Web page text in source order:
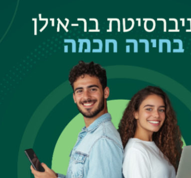
לצאת מארמון. לכשיצא בסופו
וכיוון שכך החליט לנטוש את הארמון
קיצונית הבין הבודהא שזו אינה הדרך, ובחר
ארבע האמיתות העומדות בבסיס
ג. ניתן להפסיק את הסבל; ד. הדרך כפולת
את עיקרי תורתו, יצא הבודהא להטיף את
התפשטה הבשורה הבודהיסטית בהודו
ובמידה רבה הפכה לדוקטרינה המאחדת של
גם לעולם המערבי ובכלל זה לישראל, ואף